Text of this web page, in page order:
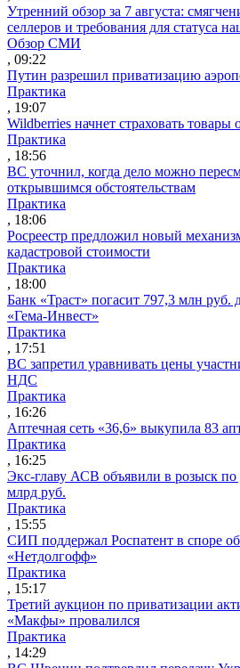
Утренний обзор за 7 августа:
селлеров и требования для статуса
Обзор СМИ
, 09:22
Путин разрешил приватизацию
Практика
, 19:07
Wildberries начнет страховать товары
Практика
, 18:56
ВС уточнил, когда дело можно
открывшимся обстоятельствам
Практика
, 18:06
Росреестр предложил новый
кадастровой стоимости
Практика
, 18:00
Банк «Траст» погасит 797,3 млн руб.
«Гема-Инвест»
Практика
, 17:51
ВС запретил уравнивать цены
НДС
Практика
, 16:26
Аптечная сеть «36,6» выкупила 83
Практика
, 16:25
Экс-главу АСВ объявили в розыск
млрд руб.
Практика
, 15:55
СИП поддержал Роспатент в споре
«Нетдолгофф»
Практика
, 15:17
Третий аукцион по приватизации
«Макфы» провалился
Практика
, 14:29